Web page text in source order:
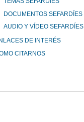
DOCUMENTOS SEFARDÍES
AUDIO Y VÍDEO SEFARDÍES
DE INTERÉS
CITARNOS